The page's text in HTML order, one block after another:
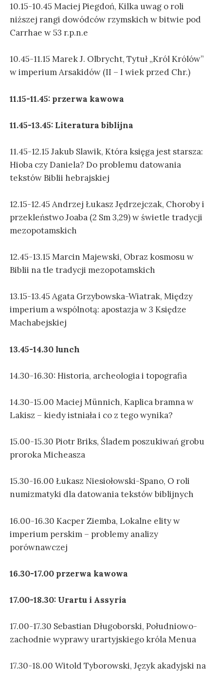
10.15-10.45 Maciej Piegdoń, Kilka uwag o roli
niższej rangi dowódców rzymskich w bitwie pod
Carrhae w 53 r.p.n.e
10.45-11.15 Marek J. Olbrycht, Tytuł „Król Królów”
w imperium Arsakidów (II – I wiek przed Chr.)
11.15-11.45: przerwa kawowa
11.45-13.45: Literatura biblijna
11.45-12.15 Jakub Slawik, Która księga jest starsza:
Hioba czy Daniela? Do problemu datowania
tekstów Biblii hebrajskiej
12.15-12.45 Andrzej Łukasz Jędrzejczak, Choroby i
przekleństwo Joaba (2 Sm 3,29) w świetle tradycji
mezopotamskich
12.45-13.15 Marcin Majewski, Obraz kosmosu w
Biblii na tle tradycji mezopotamskich
13.15-13.45 Agata Grzybowska-Wiatrak, Między
imperium a wspólnotą: apostazja w 3 Księdze
Machabejskiej
13.45-14.30 lunch
14.30-16.30: Historia, archeologia i topografia
14.30-15.00 Maciej Münnich, Kaplica bramna w
Lakisz – kiedy istniała i co z tego wynika?
15.00-15.30 Piotr Briks, Śladem poszukiwań grobu
proroka Micheasza
15.30-16.00 Łukasz Niesiołowski-Spano, O roli
numizmatyki dla datowania tekstów biblijnych
16.00-16.30 Kacper Ziemba, Lokalne elity w
imperium perskim – problemy analizy
porównawczej
16.30-17.00 przerwa kawowa
17.00-18.30: Urartu i Assyria
17.00-17.30 Sebastian Długoborski, Południowo-
zachodnie wyprawy urartyjskiego króla Menua
17.30-18.00 Witold Tyborowski, Język akadyjski na